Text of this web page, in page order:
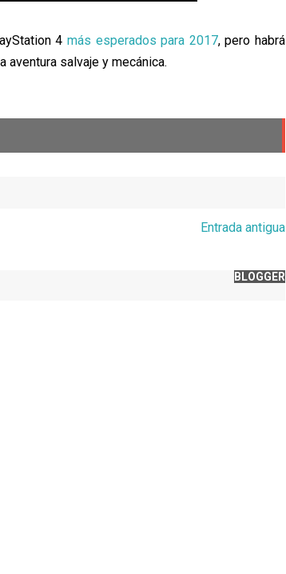
4más esperados para 2017, pero habrá
aventura salvaje y mecánica.
Entrada antigua
BLOGGER